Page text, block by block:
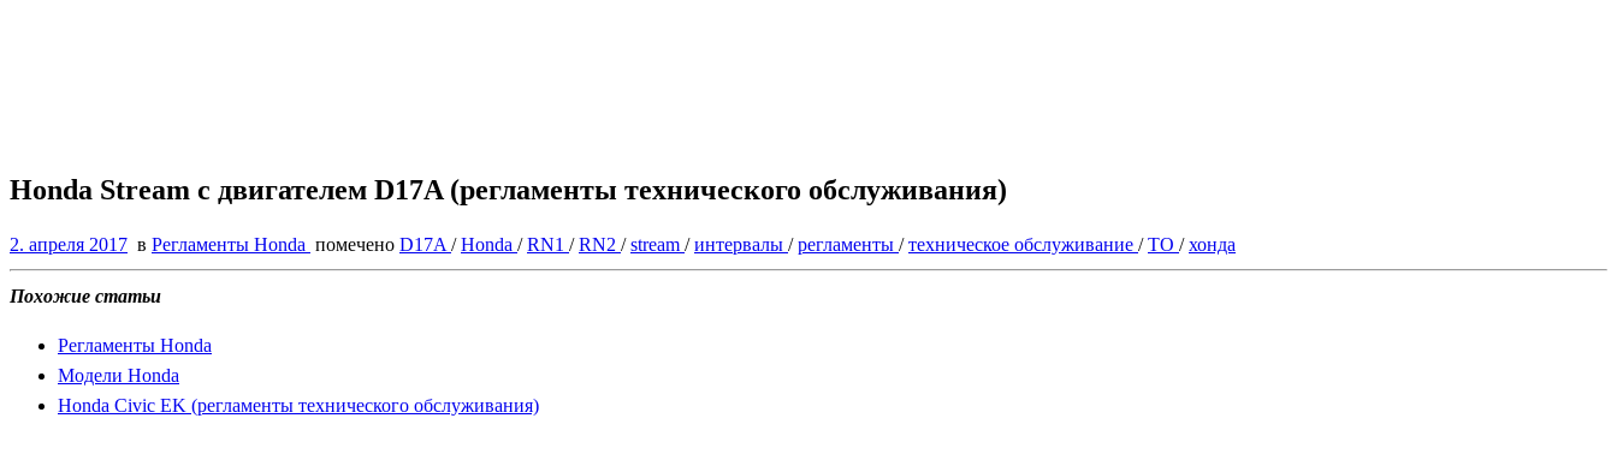
Honda Stream с двигателем D17A (регламенты технического обслуживания)
2. апреля 2017 в Регламенты Honda помечено D17A /Honda /RN1 /RN2 /stream /интервалы /регламенты /техническое обслуживание /ТО /хонда
Похожие статьи
Регламенты Honda
Модели Honda
Honda Civic EK (регламенты технического обслуживания)